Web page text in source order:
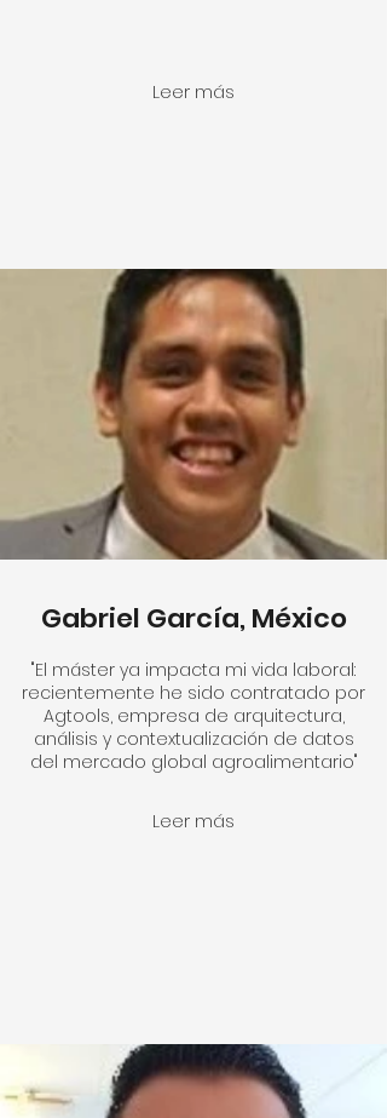
Leer más
Gabriel García, México
"El máster ya impacta mi vida laboral:
recientemente he sido contratado por
Agtools, empresa de arquitectura,
análisis y contextualización de datos
del mercado global agroalimentario"
Leer más